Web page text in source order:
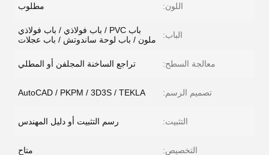
اللون: مطلوب
الباب:
باب PVC / باب فولاذي / باب فولاذي
ملون / باب لوحة ساندوتش / باب عجلات
معالجة السطح: تراجع الساخنة المجلفن أو المطلي
تصميم الرسم: AutoCAD / PKPM / 3D3S / TEKLA
التثبيت: رسم التثبيت أو دليل المهندس
التخصيص: متاح